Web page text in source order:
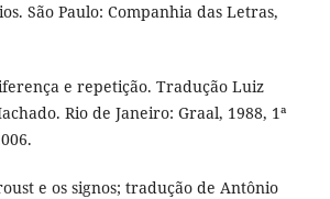
São Paulo: Companhia das Letras,
e repetição. Tradução Luiz
Rio de Janeiro: Graal, 1988, 1ª
e os signos; tradução de Antônio